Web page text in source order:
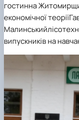
гостинна
економічної теорії
Малинський
випускників на